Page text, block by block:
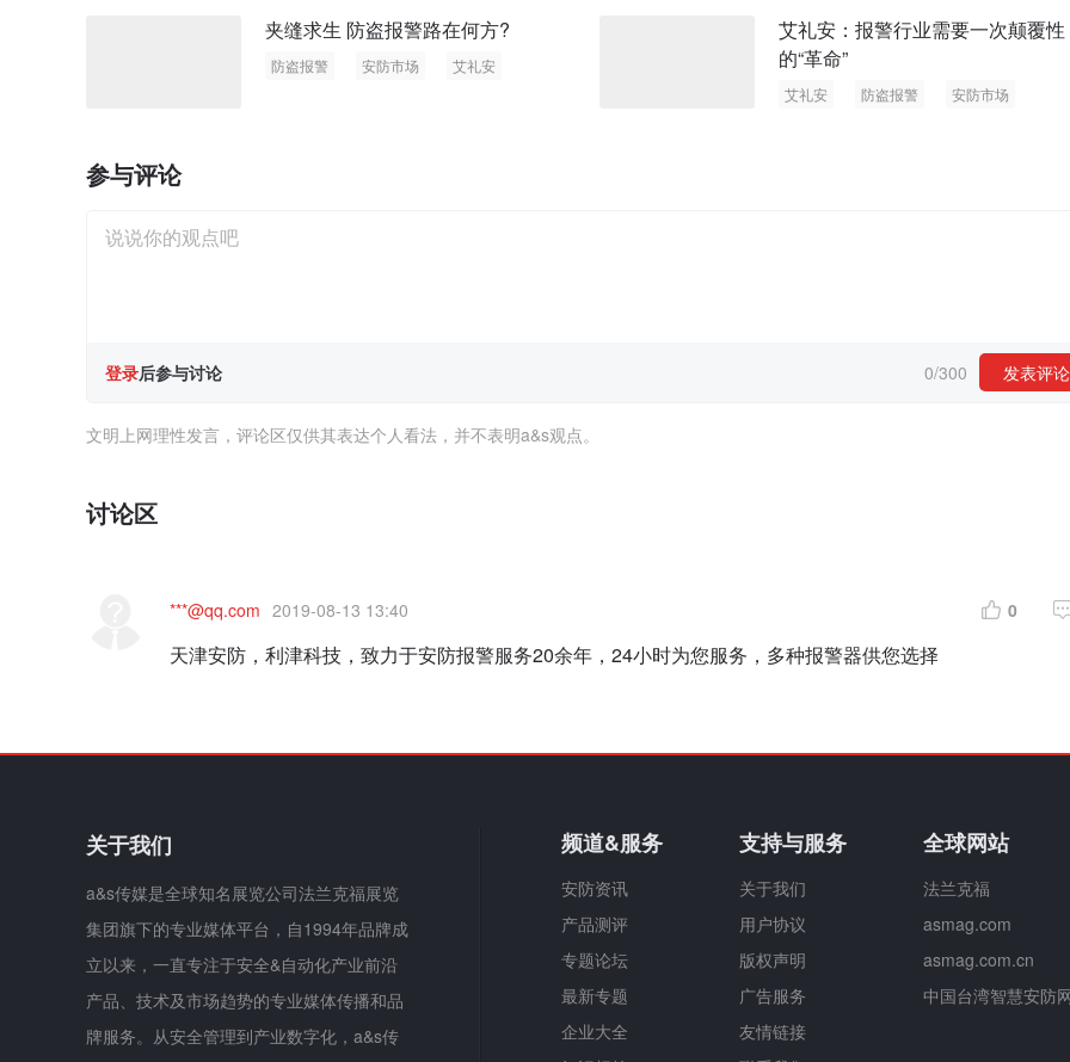
夹缝求生 防盗报警路在何方?
防盗报警 安防市场 艾礼安
艾礼安：报警行业需要一次颠覆性
的“革命”
艾礼安 防盗报警 安防市场
参与评论
登录后参与讨论 0/300 发表评论
文明上网理性发言，评论区仅供其表达个人看法，并不表明a&s观点。
讨论区
***@qq.com 2019-08-13 13:40 0
天津安防，利津科技，致力于安防报警服务20余年，24小时为您服务，多种报警器供您选择
关于我们
a&s传媒是全球知名展览公司法兰克福展览
集团旗下的专业媒体平台，自1994年品牌成
立以来，一直专注于安全&自动化产业前沿
产品、技术及市场趋势的专业媒体传播和品
牌服务。从安全管理到产业数字化，a&s传
频道&服务
安防资讯
产品测评
专题论坛
最新专题
企业大全
支持与服务
关于我们
用户协议
版权声明
广告服务
友情链接
全球网站
法兰克福
asmag.com
asmag.com.cn
中国台湾智慧安防